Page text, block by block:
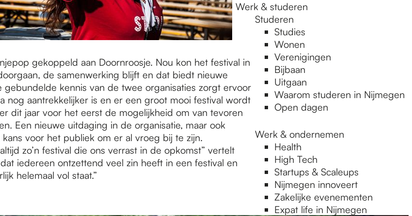
Werk & studeren
Studeren
Studies
Wonen
Verenigingen
Bijbaan
Uitgaan
Waarom studeren in Nijmegen
Open dagen
Werk & ondernemen
Health
High Tech
Startups & Scaleups
Nijmegen innoveert
Zakelijke evenementen
Expat life in Nijmegen
gekoppeld aan Doornroosje. Nou kon het festival in
de samenwerking blijft en dat biedt nieuwe
gebundelde kennis van de twee organisaties zorgt ervoor
nog aantrekkelijker is en er een groot mooi festival wordt
dit jaar voor het eerst de mogelijkheid om van tevoren
Een nieuwe uitdaging in de organisatie, maar ook
voor het publiek om er al vroeg bij te zijn.
zo’n festival die ons verrast in de opkomst” vertelt
iedereen ontzettend veel zin heeft in een festival en
helemaal vol staat.”